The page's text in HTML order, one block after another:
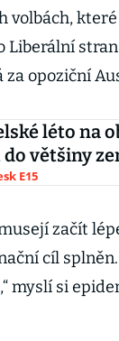
volbách,
Liberální
za opoziční
léto na
většiny
E15
začít
cíl
myslí si